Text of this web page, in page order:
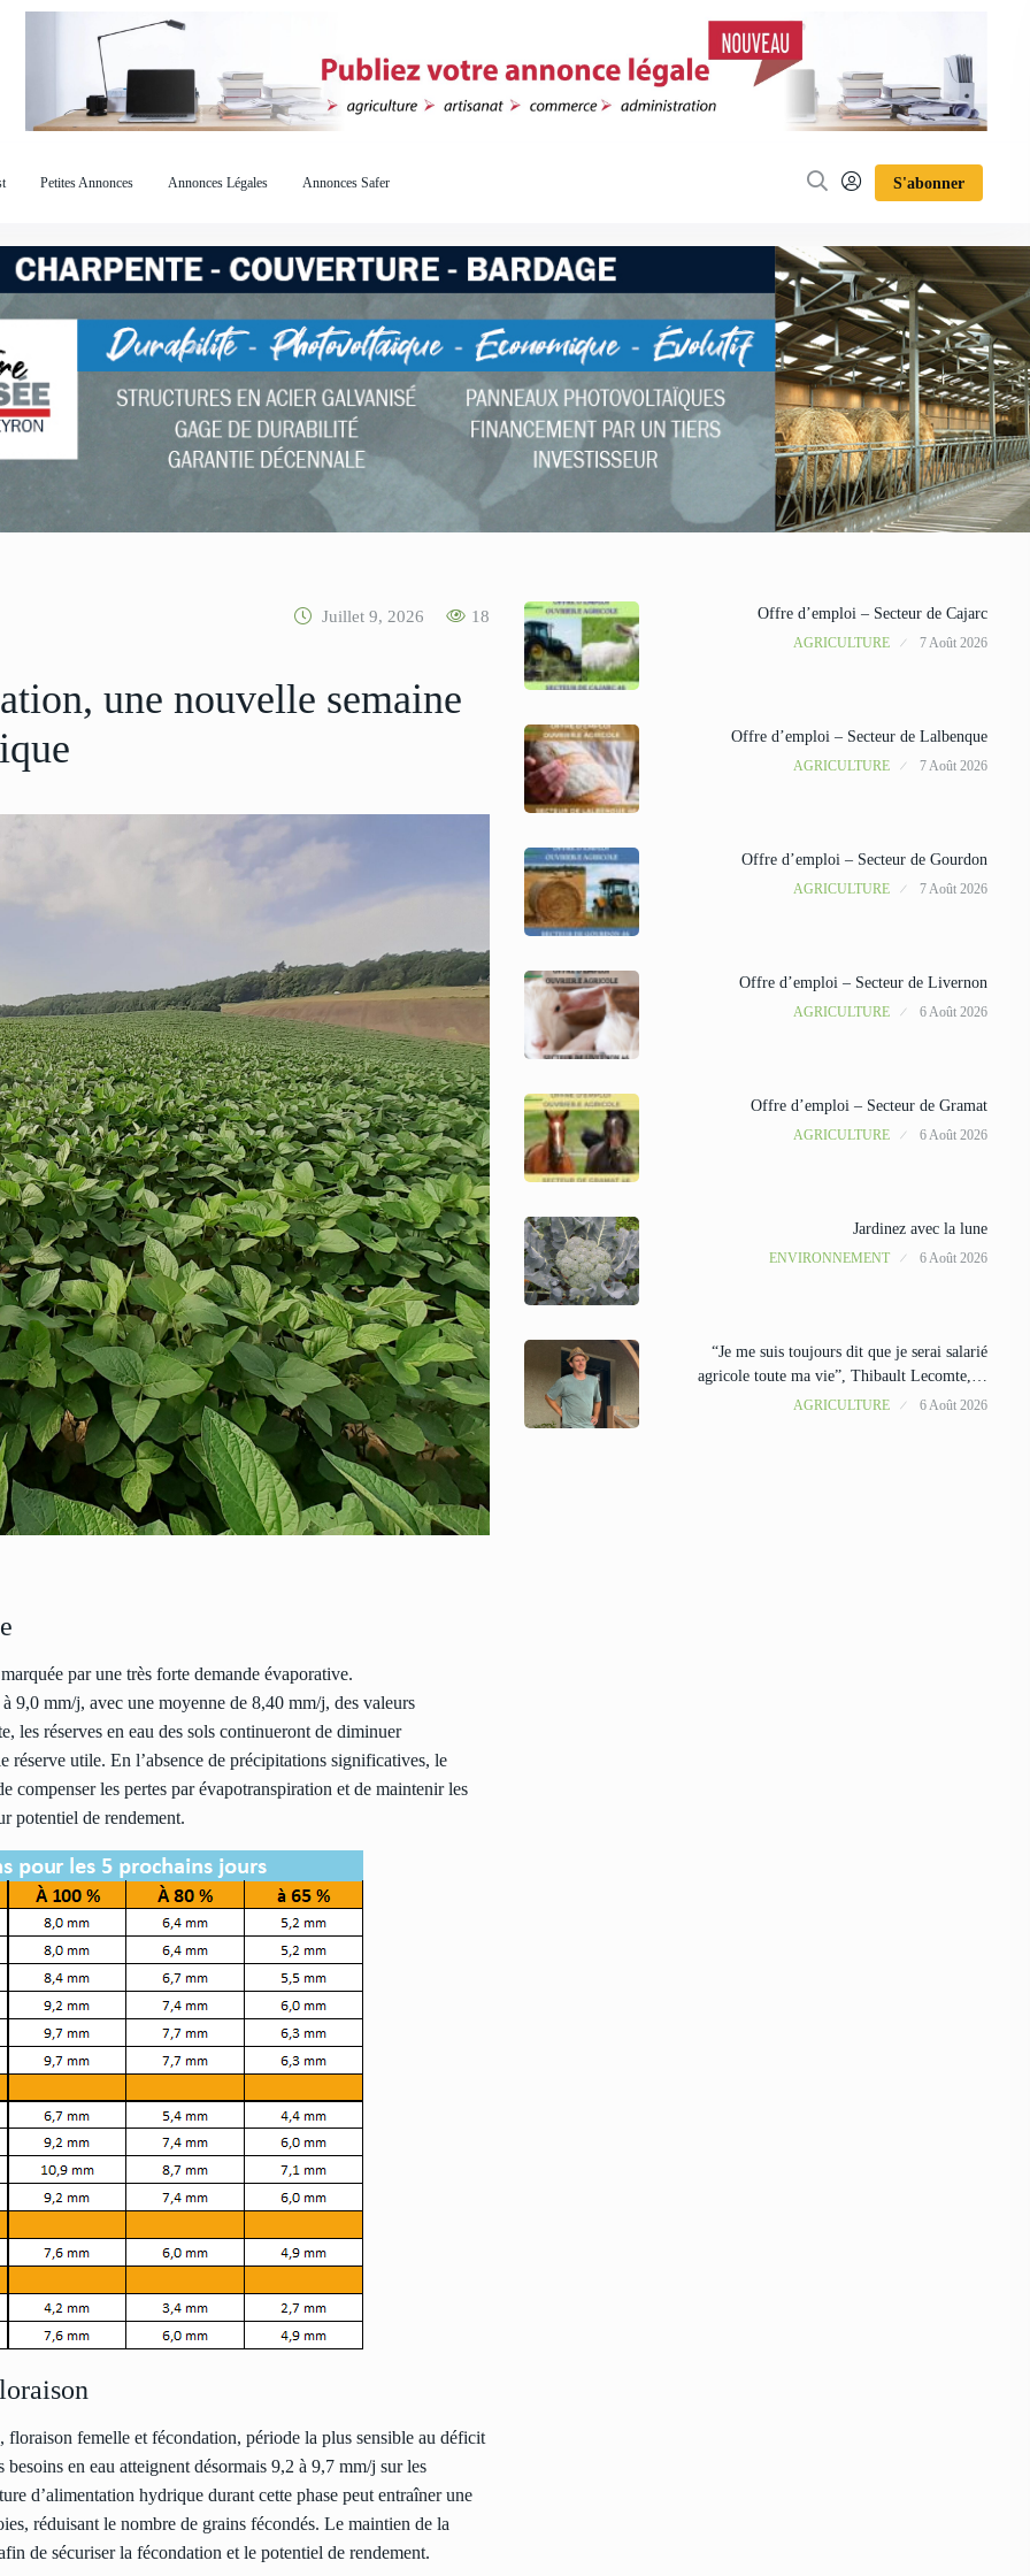
Petites Annonces Annonces Légales Annonces Safer S'abonner
Juillet 9, 2026 18
une nouvelle semaine
par une très forte demande évaporative.
9,0 mm/j, avec une moyenne de 8,40 mm/j, des valeurs
les réserves en eau des sols continueront de diminuer
utile. En l’absence de précipitations significatives, le
les pertes par évapotranspiration et de maintenir les
potentiel de rendement.
femelle et fécondation, période la plus sensible au déficit
en eau atteignent désormais 9,2 à 9,7 mm/j sur les
d’alimentation hydrique durant cette phase peut entraîner une
réduisant le nombre de grains fécondés. Le maintien de la
de sécuriser la fécondation et le potentiel de rendement.
Offre d’emploi – Secteur de Cajarc
AGRICULTURE 7 Août 2026
Offre d’emploi – Secteur de Lalbenque
AGRICULTURE 7 Août 2026
Offre d’emploi – Secteur de Gourdon
AGRICULTURE 7 Août 2026
Offre d’emploi – Secteur de Livernon
AGRICULTURE 6 Août 2026
Offre d’emploi – Secteur de Gramat
AGRICULTURE 6 Août 2026
Jardinez avec la lune
ENVIRONNEMENT 6 Août 2026
“Je me suis toujours dit que je serai salarié
agricole toute ma vie”, Thibault Lecomte,…
AGRICULTURE 6 Août 2026